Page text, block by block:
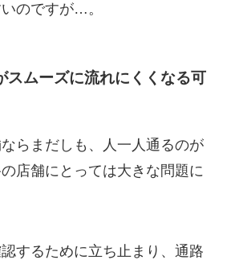
のですが…。
スムーズに流れにくくなる可
らまだしも、人一人通るのが
店舗にとっては大きな問題に
するために立ち止まり、通路